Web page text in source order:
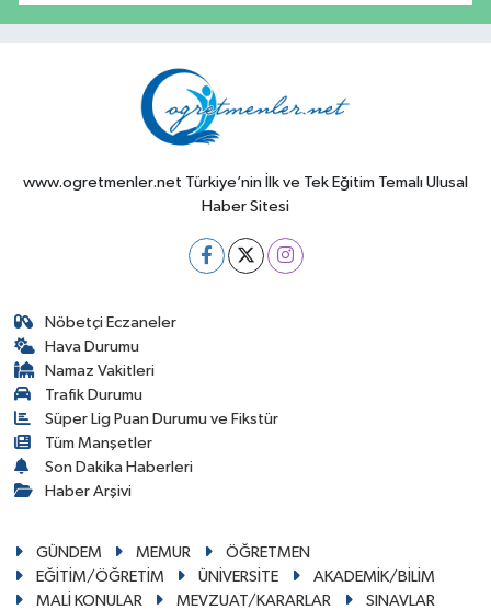
www.ogretmenler.net Türkiye’nin İlk ve Tek Eğitim Temalı Ulusal
Haber Sitesi
Nöbetçi Eczaneler
Hava Durumu
Namaz Vakitleri
Trafik Durumu
Süper Lig Puan Durumu ve Fikstür
Tüm Manşetler
Son Dakika Haberleri
Haber Arşivi
GÜNDEM MEMUR
ÖĞRETMEN
EĞİTİM/ÖĞRETİM
ÜNİVERSİTE
AKADEMİK/BİLİM
MALİ KONULAR
MEVZUAT/KARARLAR
SINAVLAR